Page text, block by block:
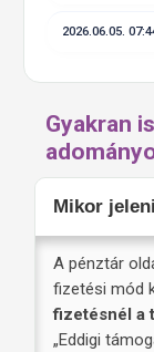
2026.06.05.
Gyakran
Mikor
A pénztár
fizetési mód
fizetésnél a
„Eddigi